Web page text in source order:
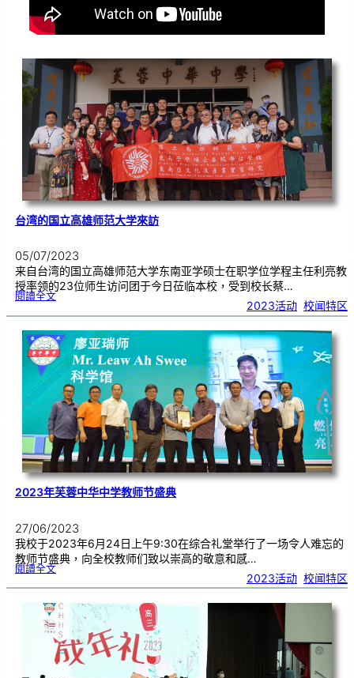
台湾的国立高雄师范大学來訪
05/07/2023
来自台湾的国立高雄师范大学东南亚学硕士在职学位学程主任利亮教
授率领的23位师生访问团于今日莅临本校，受到校长蔡…
閱讀全文:台
国
高
雄
师
范
大
学
來
訪
2023活动 校闻特区
2023年芙蓉中华中学教师节盛典
27/06/2023
我校于2023年6月24日上午9:30在综合礼堂举行了一场令人难忘的
教师节盛典，向全校教师们致以崇高的敬意和感…
閱讀全文:
2
3
芙
蓉
中
华
中
学
教
师
节
盛
典
2023活动 校闻特区